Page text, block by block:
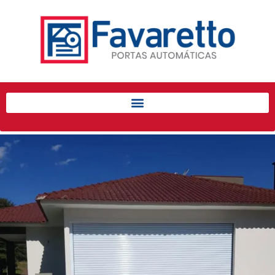
Início
Porta de Enrolar Automática
Automatizadores
Acessórios Para Portas de
Enrolar
Pintura eletrostática
Portfólio
Contato